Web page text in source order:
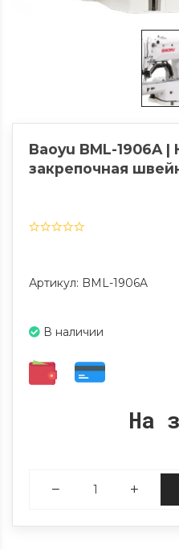
Baoyu BML-1906A
закрепочная
Артикул: BML-1906A
В наличии
На